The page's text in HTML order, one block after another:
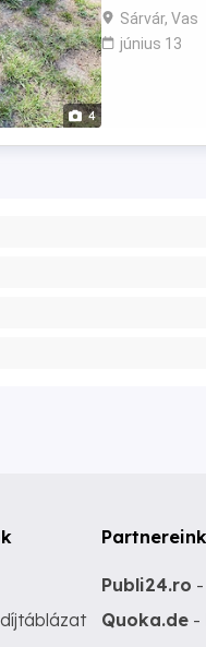
4
Sárvár, Vas
június 13
Partnereink
Publi24.ro
Quoka.de -